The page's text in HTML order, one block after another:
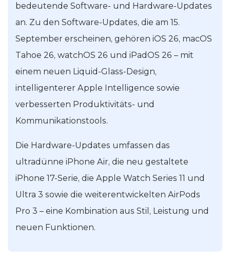
bedeutende Software- und Hardware-Updates
an. Zu den Software-Updates, die am 15.
September erscheinen, gehören iOS 26, macOS
Tahoe 26, watchOS 26 und iPadOS 26 – mit
einem neuen Liquid-Glass-Design,
intelligenterer Apple Intelligence sowie
verbesserten Produktivitäts- und
Kommunikationstools.
Die Hardware-Updates umfassen das
ultradünne iPhone Air, die neu gestaltete
iPhone 17-Serie, die Apple Watch Series 11 und
Ultra 3 sowie die weiterentwickelten AirPods
Pro 3 – eine Kombination aus Stil, Leistung und
neuen Funktionen.